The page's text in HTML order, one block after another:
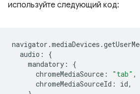
используйте следующий код:
navigator .mediaDevices .
audio :
{
mandatory :
{
chromeMediaSource : "tab" ,
chromeMediaSourceId : id,